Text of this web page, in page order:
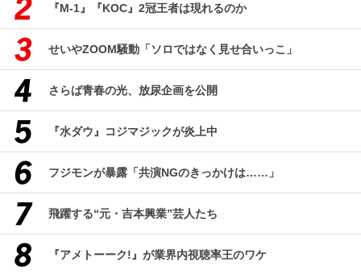
『M-1』『KOC』2冠王者は現れるのか
せいやZOOM騒動「ソロではなく見せ合いっこ」
さらば青春の光、放尿企画を公開
『水ダウ』コジマジックが炎上中
フジモンが暴露「共演NGのきっかけは……」
飛躍する“元・吉本興業”芸人たち
『アメトーーク!』が業界内視聴率王のワケ